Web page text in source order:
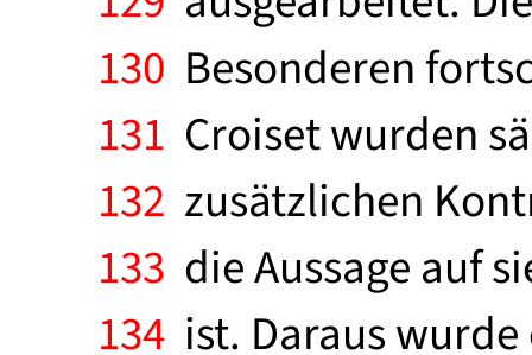
130 Besonderen
131 Croiset wurden
132 zusätzlichen
133 die Aussage auf
134 ist. Daraus